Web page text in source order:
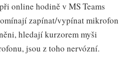
online hodině v MS Teams
zapínat/vypínat mikrofon
hledají kurzorem myši
jsou z toho nervózní.